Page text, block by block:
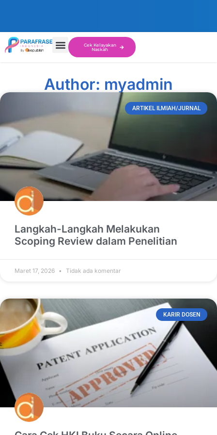
Cek Kelayakan
Naskah
Author: myadmin
ARTIKEL ILMIAH/JURNAL
Langkah-Langkah Melakukan
Scoping Review dalam Penelitian
Maret 17, 2026 Tidak ada komentar
KARIR DOSEN